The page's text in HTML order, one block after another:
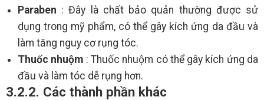
Paraben : Đây là chất bảo quản thường được sử
dụng trong mỹ phẩm, có thể gây kích ứng da đầu và
làm tăng nguy cơ rụng tóc.
Thuốc nhuộm : Thuốc nhuộm có thể gây kích ứng da
đầu và làm tóc dễ rụng hơn.
3.2.2. Các thành phần khác